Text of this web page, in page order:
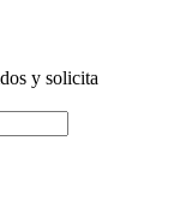
y solicita